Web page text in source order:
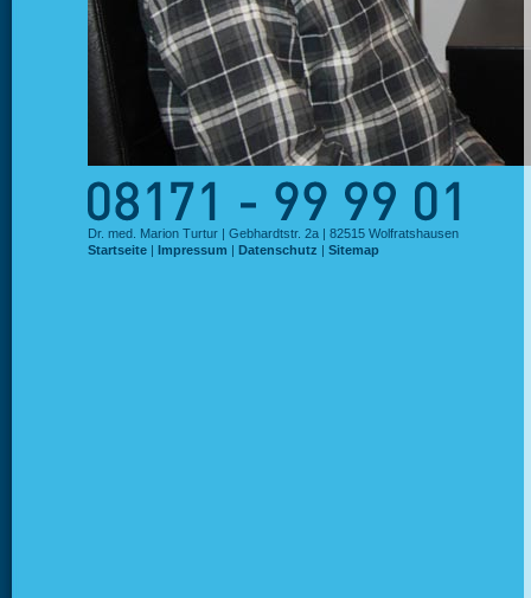
Dr. med. Marion Turtur | Gebhardtstr. 2a | 82515 Wolfratshausen
Startseite | Impressum | Datenschutz | Sitemap